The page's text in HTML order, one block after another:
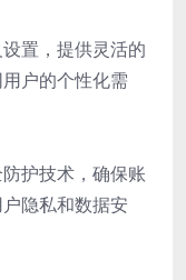
置，提供灵活的
户的个性化需
护技术，确保账
隐私和数据安